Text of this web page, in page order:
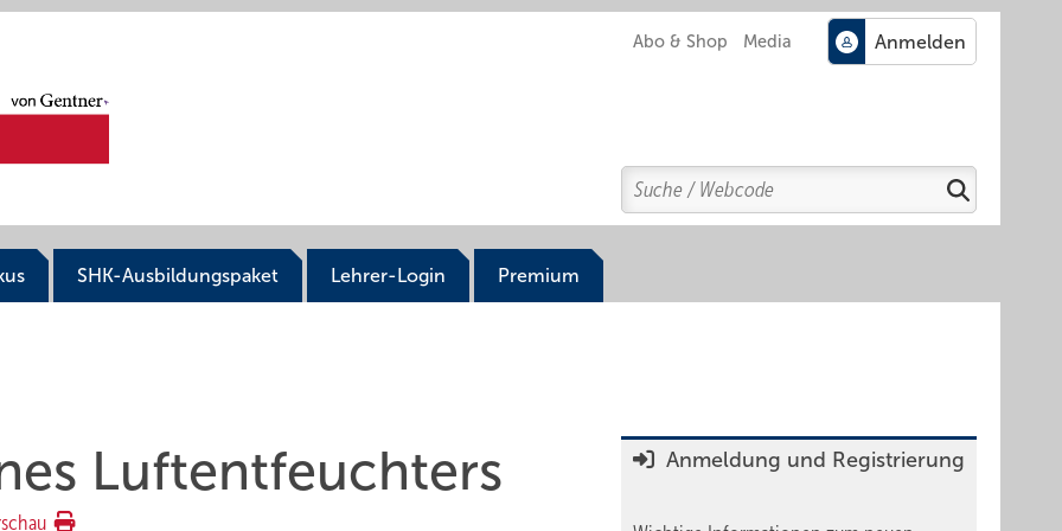
Abo & Shop Media
Search
Suchen
SHK-Ausbildungspaket Lehrer-Login Premium
Luftentfeuchters Anmeldung und Registrierung